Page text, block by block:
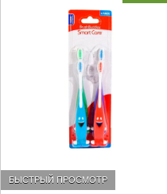
БЫСТРЫЙ ПРОСМОТР